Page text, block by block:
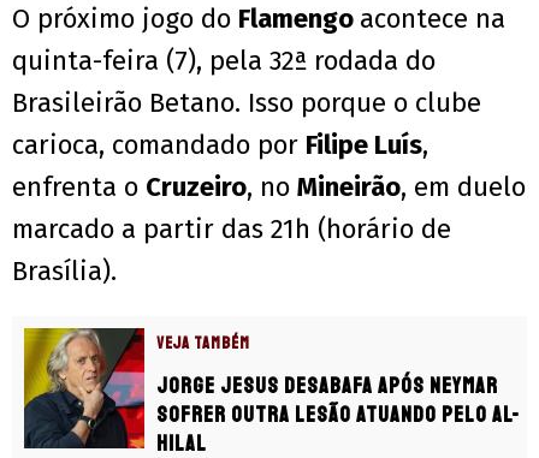
O próximo jogo do Flamengo acontece na
quinta-feira (7), pela 32ª rodada do
Brasileirão Betano. Isso porque o clube
carioca, comandado por Filipe Luís,
enfrenta o Cruzeiro, no Mineirão, em duelo
marcado a partir das 21h (horário de
Brasília).
VEJA TAMBÉM
Jorge Jesus desabafa após Neymar
sofrer outra lesão atuando pelo Al-
Hilal